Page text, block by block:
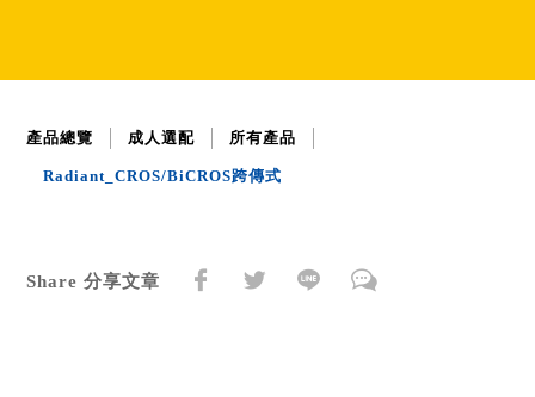
產品總覽 成人選配 所有產品
Radiant_CROS/BiCROS跨傳式
Share 分享文章